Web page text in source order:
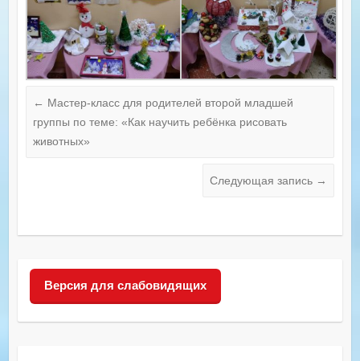
← Мастер-класс для родителей второй младшей
группы по теме: «Как научить ребёнка рисовать
животных»
Следующая запись →
Версия для слабовидящих